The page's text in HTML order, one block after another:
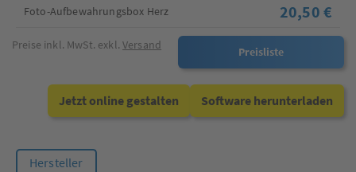
Foto-Aufbewahrungsbox Herz 20,50 €
Preisliste
Preise inkl. MwSt. exkl.Versand
Jetzt online gestalten Software herunterladen
Hersteller